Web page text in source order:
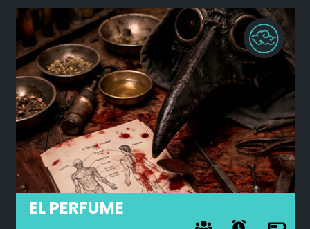
EL PERFUME